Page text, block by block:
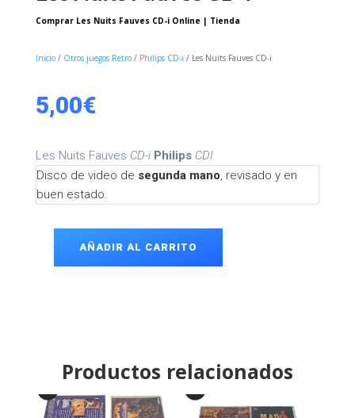
Comprar Les Nuits Fauves CD-i Online | Tienda
Inicio/ Otros juegos Retro/ Philips CD-i / Les Nuits Fauves CD-i
5,00€
Les Nuits Fauves CD-i Philips CDI
Disco de video de segunda mano, revisado y en
buen estado.
Nuits
AÑADIR AL CARRITO
Productos relacionados